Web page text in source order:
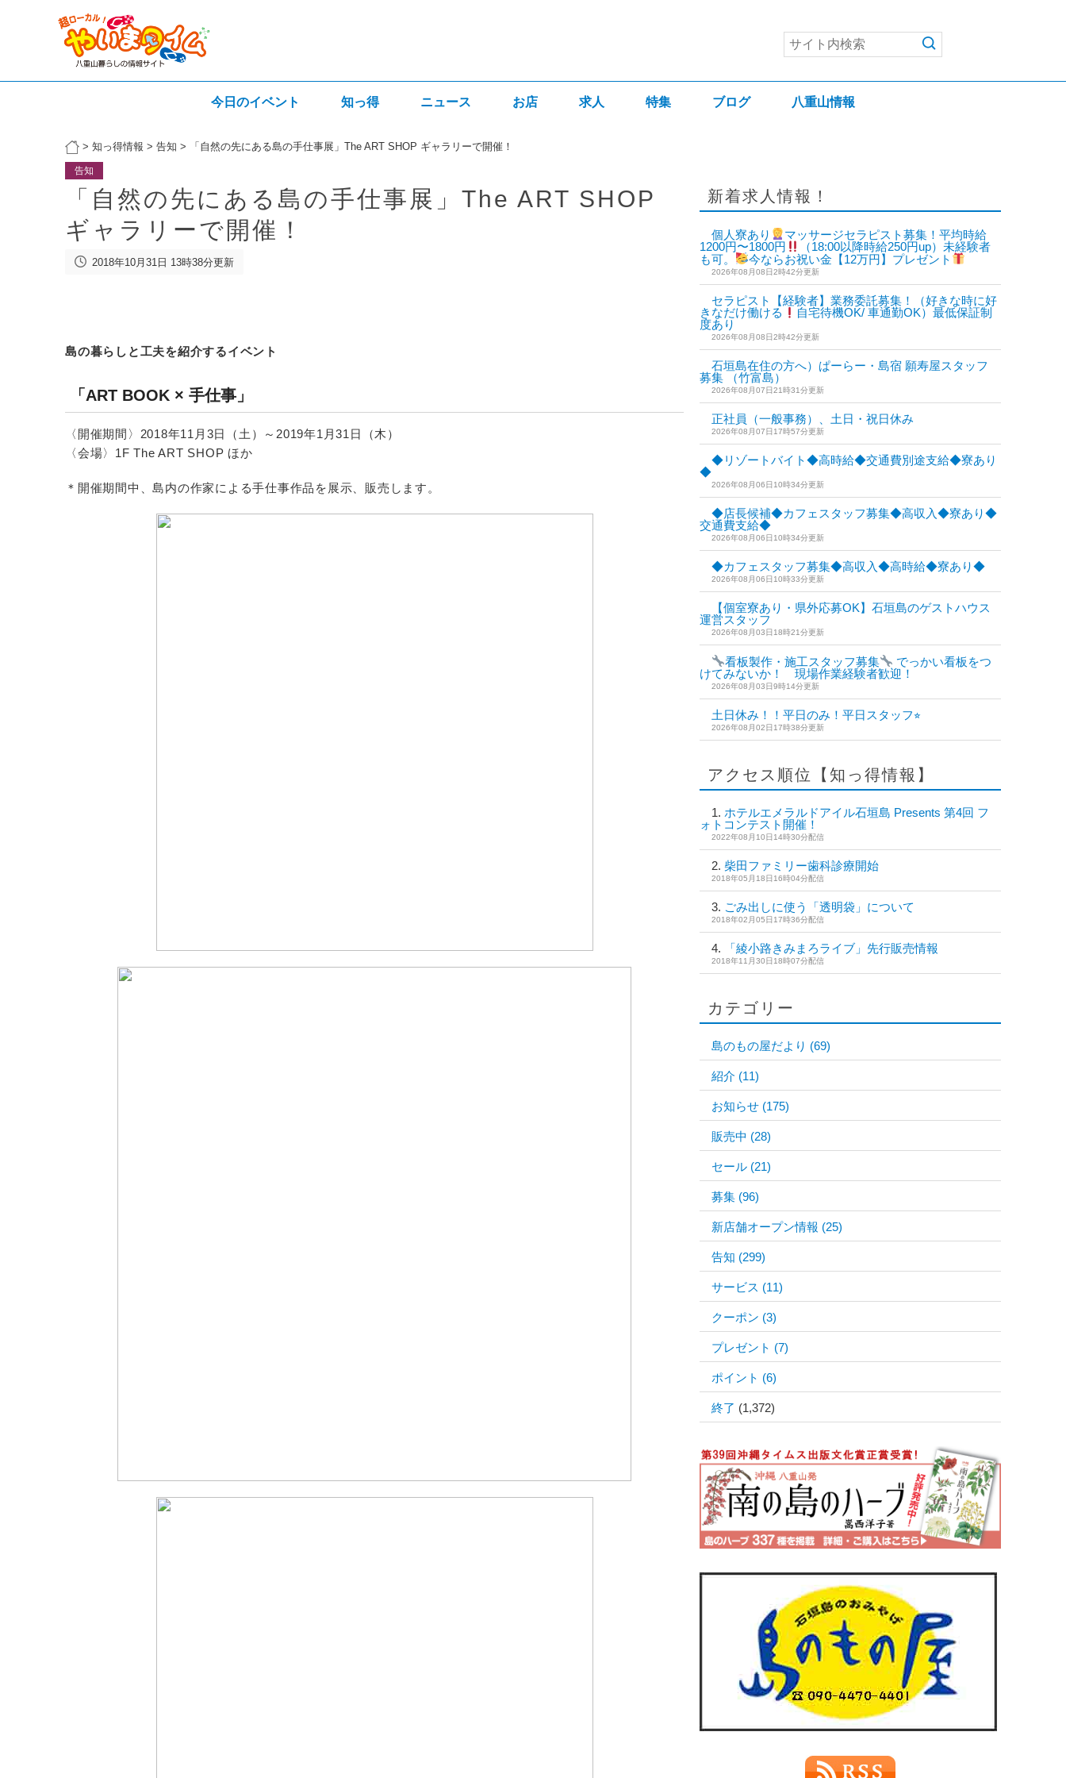
今日のイベント 知っ得 ニュース お店 求人 特集 ブログ 八重山情報
> 知っ得情報 > 告知 > 「自然の先にある島の手仕事展」The ART SHOP ギャラリーで開催！
告知
「自然の先にある島の手仕事展」The ART SHOP
ギャラリーで開催！
2018年10月31日 13時38分更新
島の暮らしと工夫を紹介するイベント
「ART BOOK × 手仕事」
〈開催期間〉2018年11月3日（土）～2019年1月31日（木）
〈会場〉1F The ART SHOP ほか
＊開催期間中、島内の作家による手仕事作品を展示、販売します。
新着求人情報！
個人寮あり
マッサージセラピスト募集！平均時給
1200円〜1800円
（18:00以降時給250円up）未経験者
も可。
今ならお祝い金【12万円】プレゼント
2026年08月08日2時42分更新
セラピスト【経験者】業務委託募集！（好きな時に好
きなだけ働ける
自宅待機OK/ 車通勤OK）最低保証制
度あり
2026年08月08日2時42分更新
石垣島在住の方へ）ぱーらー・島宿 願寿屋スタッフ
募集 （竹富島）
2026年08月07日21時31分更新
正社員（一般事務）、土日・祝日休み
2026年08月07日17時57分更新
◆リゾートバイト◆高時給◆交通費別途支給◆寮あり
◆
2026年08月06日10時34分更新
◆店長候補◆カフェスタッフ募集◆高収入◆寮あり◆
交通費支給◆
2026年08月06日10時34分更新
◆カフェスタッフ募集◆高収入◆高時給◆寮あり◆
2026年08月06日10時33分更新
【個室寮あり・県外応募OK】石垣島のゲストハウス
運営スタッフ
2026年08月03日18時21分更新
看板製作・施工スタッフ募集
でっかい看板をつ
けてみないか！ 現場作業経験者歓迎！
2026年08月03日9時14分更新
土日休み！！平日のみ！平日スタッフ⭐︎
2026年08月02日17時38分更新
アクセス順位【知っ得情報】
ホテルエメラルドアイル石垣島 Presents 第4回 フ
ォトコンテスト開催！
2022年08月10日14時30分配信
柴田ファミリー歯科診療開始
2018年05月18日16時04分配信
ごみ出しに使う「透明袋」について
2018年02月05日17時36分配信
「綾小路きみまろライブ」先行販売情報
2018年11月30日18時07分配信
カテゴリー
島のもの屋だより (69)
紹介 (11)
お知らせ (175)
販売中 (28)
セール (21)
募集 (96)
新店舗オープン情報 (25)
告知 (299)
サービス (11)
クーポン (3)
プレゼント (7)
ポイント (6)
終了 (1,372)